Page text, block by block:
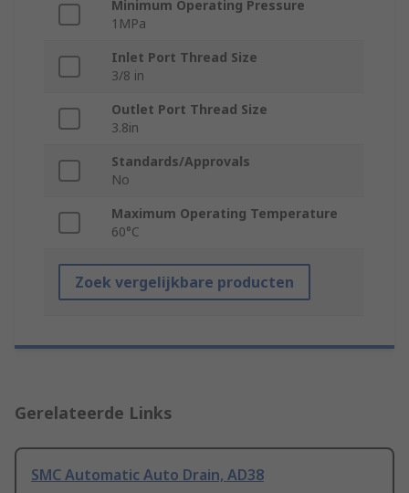
Minimum Operating Pressure
1MPa
Inlet Port Thread Size
3/8 in
Outlet Port Thread Size
3.8in
Standards/Approvals
No
Maximum Operating Temperature
60°C
Zoek vergelijkbare producten
Gerelateerde Links
SMC Automatic Auto Drain, AD38